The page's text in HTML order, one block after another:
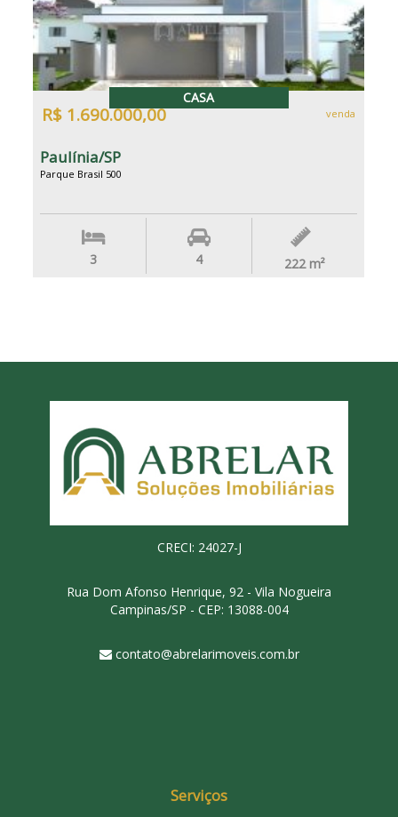
CASA
R$ 1.690.000,00 venda
Paulínia/SP
Parque Brasil 500
3 4 222 m²
CRECI: 24027-J
Rua Dom Afonso Henrique, 92 - Vila Nogueira
Campinas/SP - CEP: 13088-004
contato@abrelarimoveis.com.br
Serviços